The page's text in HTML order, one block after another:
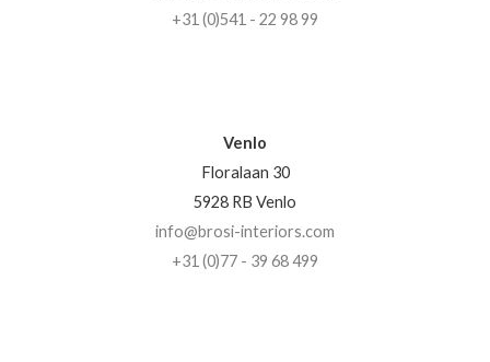
+31 (0)541 - 22 98 99
Venlo
Floralaan 30
5928 RB Venlo
info@brosi-interiors.com
+31 (0)77 - 39 68 499